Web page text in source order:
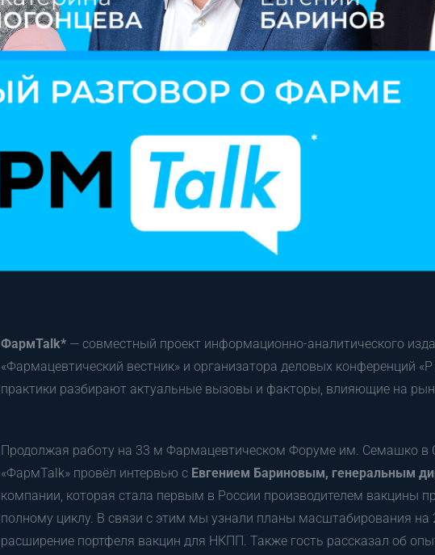
ФармTalk* — совместный проект информационно-аналитического
«Фармацевтический вестник» и организатора деловых конференций
практики разбирают актуальные вызовы и факторы, влияющие на
Продолжая работу на 33 м Фармацевтическом Форуме им. Семашко в
«ФармTalk» провёл интервью с Евгением Бариновым, генеральным
компании, которая стала первым в России производителем вакцины
полному циклу. В связи с этим мы узнали планы масштабирования на
расширение портфеля вакцин для НКПП. Также гость рассказал об